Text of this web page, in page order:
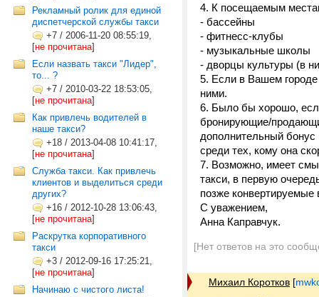
Рекламный ролик для единой
диспетчерской службы такси
+7 / 2006-11-20 08:55:19,
[не прочитана]
Если назвать такси "Лидер",
то... ?
+7 / 2010-03-22 18:53:05,
[не прочитана]
Как привлечь водителей в
наше такси?
+18 / 2013-04-08 10:41:17,
[не прочитана]
Служба такси. Как привлечь
клиентов и выделиться среди
других?
+16 / 2012-10-28 13:06:43,
[не прочитана]
Раскрутка корпоративного
такси
+3 / 2012-09-16 17:25:21,
[не прочитана]
Начинаю с чистого листа!
4. К посещаемым
- бассейны
- фитнесс-клубы
- музыкальные школы
- дворцы культуры (в
5. Если в Вашем
ними.
6. Было бы хорошо,
бронирующие/
дополнительный
среди тех, кому она
7. Возможно, имеет
такси, в первую
позже конвертируемые
С уважением,
Анна Каправчук.
[Нет ответов на это
Михаил Коротков [